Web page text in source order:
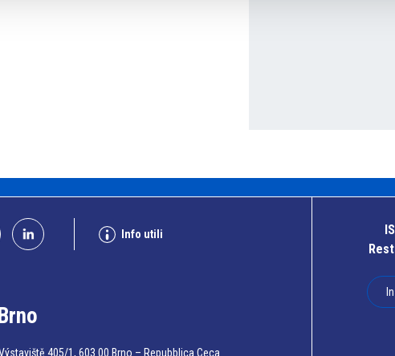
Info utili
Brno
405/1, 603 00 Brno – Repubblica Ceca